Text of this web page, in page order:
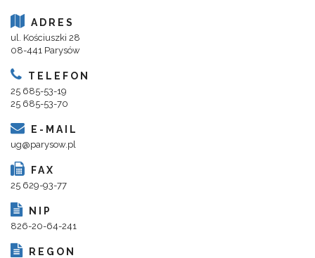
ADRES
ul. Kościuszki 28
08-441 Parysów
TELEFON
25 685-53-19
25 685-53-70
E-MAIL
ug@parysow.pl
FAX
25 629-93-77
NIP
826-20-64-241
REGON